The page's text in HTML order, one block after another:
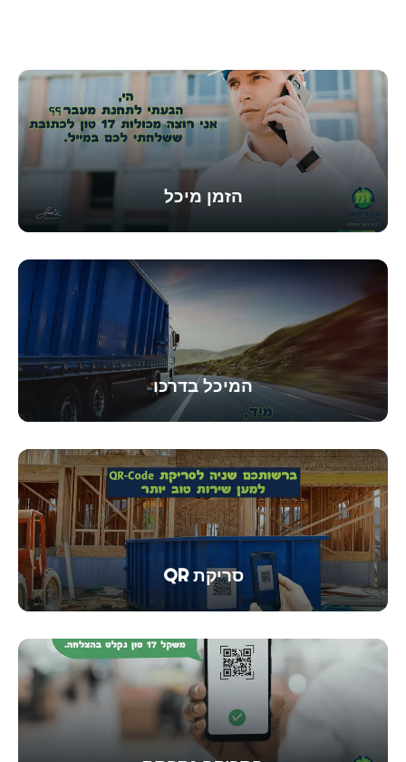
הזמן מיכל
המיכל בדרכו
סריקת QR